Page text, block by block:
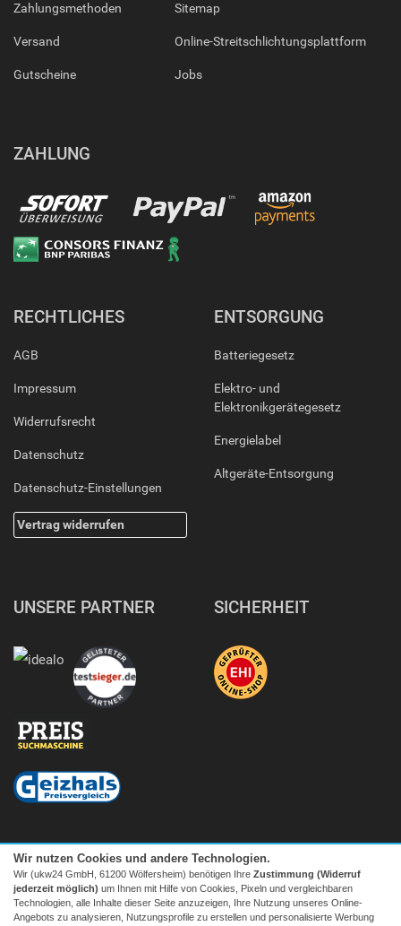
Zahlungsmethoden
Versand
Gutscheine
Sitemap
Online-Streitschlichtungsplattform
Jobs
ZAHLUNG
RECHTLICHES
AGB
Impressum
Widerrufsrecht
Datenschutz
Datenschutz-Einstellungen
Vertrag widerrufen
ENTSORGUNG
Batteriegesetz
Elektro- und
Elektronikgerätegesetz
Energielabel
Altgeräte-Entsorgung
UNSERE PARTNER SICHERHEIT
Wir nutzen Cookies und andere Technologien.
Wir (ukw24 GmbH, 61200 Wölfersheim) benötigen Ihre Zustimmung (Widerruf
jederzeit möglich) um Ihnen mit Hilfe von Cookies, Pixeln und vergleichbaren
Technologien, alle Inhalte dieser Seite anzuzeigen, Ihre Nutzung unseres Online-
Angebots zu analysieren, Nutzungsprofile zu erstellen und personalisierte Werbung